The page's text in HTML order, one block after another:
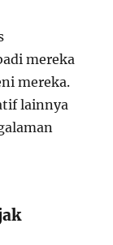
mereka
mereka.
lainnya